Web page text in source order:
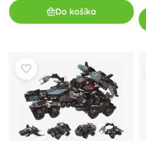
Do košíka